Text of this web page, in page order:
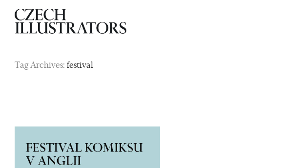
Tag Archives:festival